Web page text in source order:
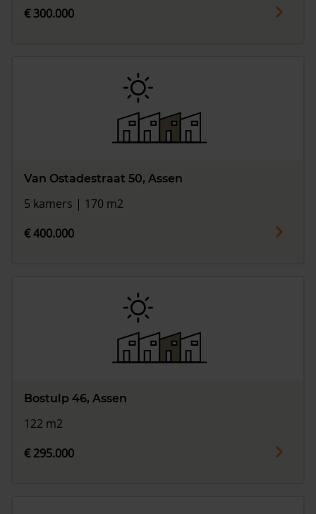
€ 300.000
Van Ostadestraat 50, Assen
5 kamers | 170 m2
€ 400.000
Bostulp 46, Assen
122 m2
€ 295.000